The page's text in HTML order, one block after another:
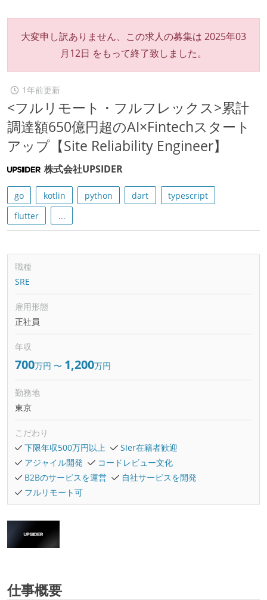
大変申し訳ありません、この求人の募集は 2025年03
月12日 をもって終了致しました。
1年前更新
<フルリモート・フルフレックス>累計
調達額650億円超のAI×Fintechスタート
アップ【Site Reliability Engineer】
株式会社UPSIDER
go kotlin python dart
typescript
flutter
...
職種
SRE
雇用形態
正社員
年収
700万円 〜 1,200万円
勤務地
東京
こだわり
下限年収500万円以上
SIer在籍者歓迎
アジャイル開発
コードレビュー文化
B2Bのサービスを運営
自社サービスを開発
フルリモート可
仕事概要